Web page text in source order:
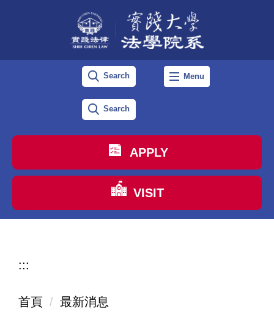
Search Menu
Search
APPLY
VISIT
:::
首頁 最新消息